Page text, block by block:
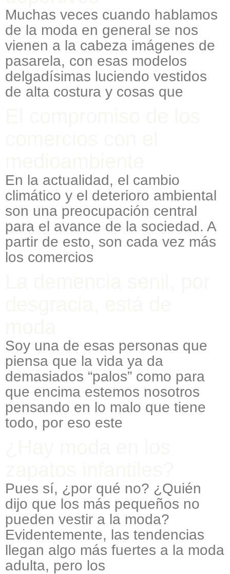
Muchas veces cuando hablamos
de la moda en general se nos
vienen a la cabeza imágenes de
pasarela, con esas modelos
delgadísimas luciendo vestidos
de alta costura y cosas que
En la actualidad, el cambio
climático y el deterioro ambiental
son una preocupación central
para el avance de la sociedad. A
partir de esto, son cada vez más
los comercios
Soy una de esas personas que
piensa que la vida ya da
demasiados “palos” como para
que encima estemos nosotros
pensando en lo malo que tiene
todo, por eso este
Pues sí, ¿por qué no? ¿Quién
dijo que los más pequeños no
pueden vestir a la moda?
Evidentemente, las tendencias
llegan algo más fuertes a la moda
adulta, pero los